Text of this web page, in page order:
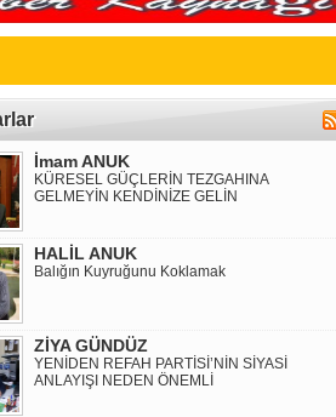
İmam ANUK
KÜRESEL GÜÇLERİN TEZGAHINA
GELMEYİN KENDİNİZE GELİN
HALİL ANUK
Balığın Kuyruğunu Koklamak
ZİYA GÜNDÜZ
YENİDEN REFAH PARTİSİ’NİN SİYASİ
ANLAYIŞI NEDEN ÖNEMLİ